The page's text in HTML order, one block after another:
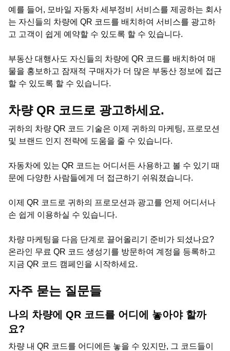
예를 들어, 모바일 자동차 세부정비 서비스를 제공하는 회사
는 자신들의 차량에 QR 코드를 배치하여 서비스를 광고하
고 고객이 쉽게 예약할 수 있도록 할 수 있습니다.
부동산 대행사도 자신들의 차량에 QR 코드를 배치하여 매
물을 홍보하고 잠재적 구매자가 더 많은 부동산 정보에 접근
할 수 있도록 할 수 있습니다.
차량 QR 코드로 광고하세요.
귀하의 차량 QR 코드 기술은 이제 귀하의 마케팅, 프로모션
및 브랜드 인지 전략에 도움을 줄 수 있습니다.
자동차에 있는 QR 코드는 어디서든 사용하고 볼 수 있기 때
문에 다양한 사람들에게 더 접근하기 쉬워졌습니다.
이제 QR 코드로 귀하의 프로모션과 광고를 언제 어디서나
손 쉽게 이용하실 수 있습니다.
차량 마케팅을 다음 단계로 끌어올리기 준비가 되셨나요?
온라인 무료 QR 코드 생성기를 방문하여 계정을 등록하고
지금 QR 코드 캠페인을 시작하세요.
자주 묻는 질문들
나의 차량에 QR 코드를 어디에 놓아야 할까
요?
차량 내 QR 코드를 어디에든 놓을 수 있지만, 그 코드들이